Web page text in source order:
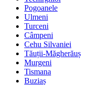
Pogoanele
Ulmeni
Turceni
Câmpeni
Cehu Silvaniei
Tăuții-Măgherăuș
Murgeni
Tismana
Buziaș